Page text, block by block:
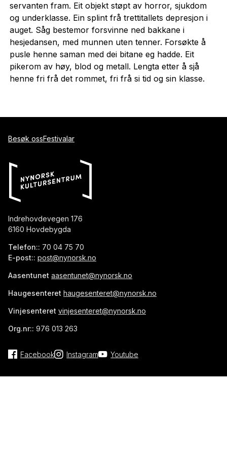
servanten fram. Eit objekt støpt av horror, sjukdom
og underklasse. Ein splint frå trettitallets depresjon i
auget. Såg bestemor forsvinne ned bakkane i
hesjedansen, med munnen uten tenner. Forsøkte å
pusle henne saman med dei bitane eg hadde. Eit
pikerom av høy, blod og metall. Lengta etter å sjå
henne fri frå det rommet, fri frå si tid og sin klasse.
Besøk ossFestivalar
Indrehovdevegen 176
6160 Hovdebygda
Telefon:: 70 04 75 70
E-post:: post@nynorsk.no
Aasentunet aasentunet@nynorsk.no
Haugesenteret haugesenteret@nynorsk.no
Vinjesenteret vinjesenteret@nynorsk.no
Org.nr:: 976 013 263
Facebook Instagram Youtube